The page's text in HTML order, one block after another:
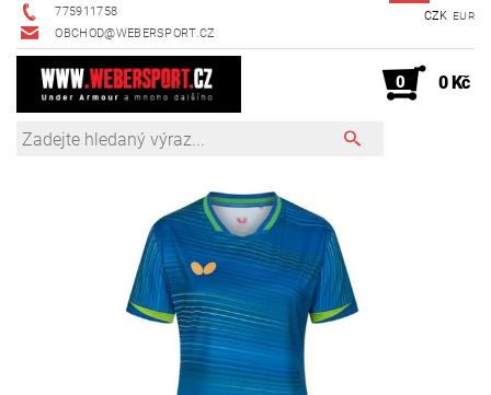
775911758
OBCHOD@WEBERSPORT.CZ
CZK EUR
0 0 Kč